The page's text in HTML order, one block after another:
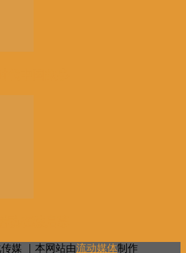
媒 ｜本网站由流动媒体制作